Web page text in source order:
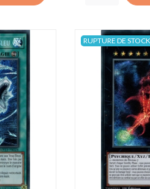
RUPTURE DE STOCK